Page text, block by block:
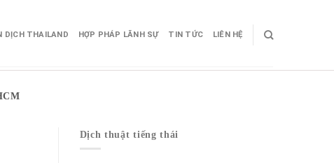
DỊCH THAILAND HỢP PHÁP LÃNH SỰ TIN TỨC LIÊN HỆ
Dịch thuật tiếng thái